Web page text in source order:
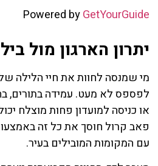
Powered byGetYourGuide
יתרון הארגון מול
מי שמנסה לחוות את חיי הלילה
לפספס לא מעט. עמידה בתורים,
או כניסה למועדון פחות מוצלח
פאב קרול חוסך את כל זה
עם המקומות המובילים בעיר.